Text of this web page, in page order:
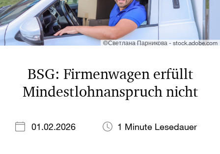
unterschiedliche Grenzen maßgebend
Wechselbereitschaft im Job ist gestiegen
©Светлана Парникова - stock.adobe.com
BSG: Firmenwagen erfüllt
Mindestlohnanspruch nicht
01.02.2026 1 Minute Lesedauer